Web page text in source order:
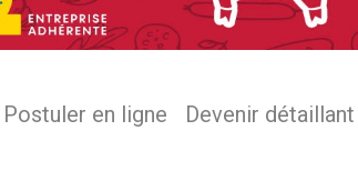
Postuler en ligne Devenir détaillant